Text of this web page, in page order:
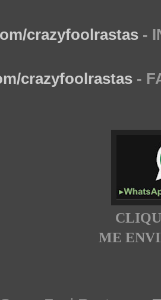
crazyfoolrastas -
crazyfoolrastas -
ME